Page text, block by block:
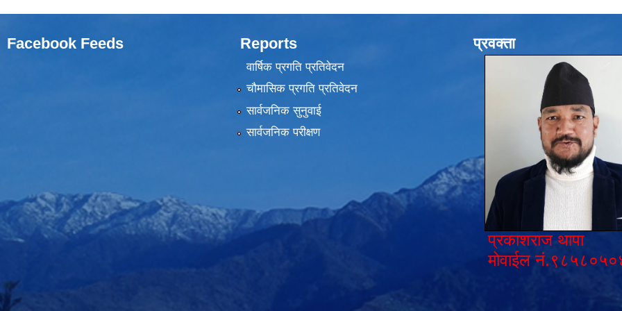
Facebook Feeds Reports
वार्षिक प्रगति प्रतिवेदन
चौमासिक प्रगति प्रतिवेदन
सार्वजनिक सुनुवाई
सार्वजनिक परीक्षण
प्रवक्ता
प्रकाशराज थापा
मोवाईल